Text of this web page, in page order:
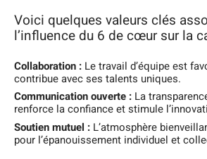
Voici quelques valeurs clés
l’influence du 6 de cœur sur la
Collaboration : Le travail d’équipe est
contribue avec ses talents uniques.
Communication ouverte : La
renforce la confiance et stimule
Soutien mutuel : L’atmosphère
pour l’épanouissement individuel et